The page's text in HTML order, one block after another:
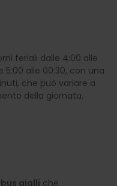
feriali dalle 4:00 alle
5:00 alle 00:30, con una
che può variare a
della giornata.
gialli che